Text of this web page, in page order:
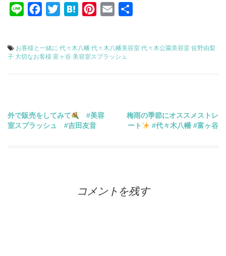
Line FacebookTwitterHatenaPinterest
Email
お客様と一緒に 代々木八幡代々木八幡美容室代々木公園美容室佐野由梨
子 大切なお客様 富ヶ谷 美容室スプラッシュ
投
稿
外で販売をしてみて
#美容
室スプラッシュ #吉田友音
梅雨の季節にオススメストレ
ート
#代々木八幡 #富ヶ谷
コメントを残す